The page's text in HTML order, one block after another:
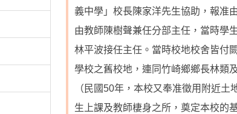
義中學」校長陳家洋先生協助，報准
由教師陳樹聲兼任分部主任，當時學
林平波接任主任。當時校地校舍皆付
學校之舊校地，連同竹崎鄉鄉長林類
（民國50年，本校又奉准徵用附近
生上課及教師棲身之所，奠定本校的